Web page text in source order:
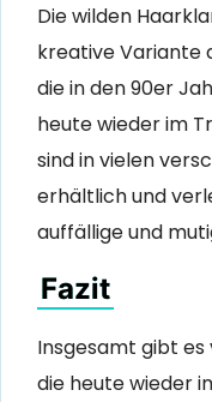
Die wilden
kreative Variante
die in den 90er
heute wieder im
sind in vielen
erhältlich und
auffällige und
Fazit
Insgesamt gibt es
die heute wieder